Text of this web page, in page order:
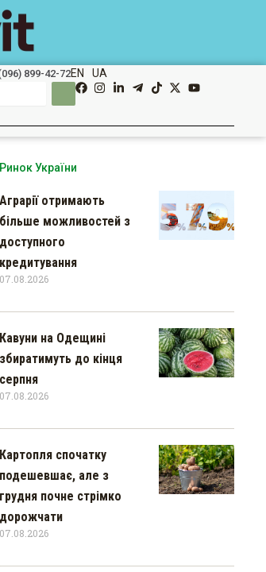
899-42-72EN UA
Ринок України
Аграрії отримають
більше можливостей з
доступного
кредитування
07.08.2026
Кавуни на Одещині
збиратимуть до кінця
серпня
07.08.2026
Картопля спочатку
подешевшає, але з
грудня почне стрімко
дорожчати
07.08.2026